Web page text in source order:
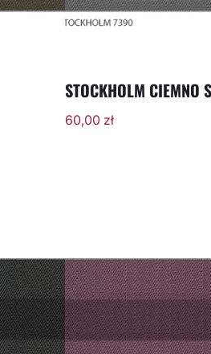
STOCKHOLM CIEMNO
60,00 zł